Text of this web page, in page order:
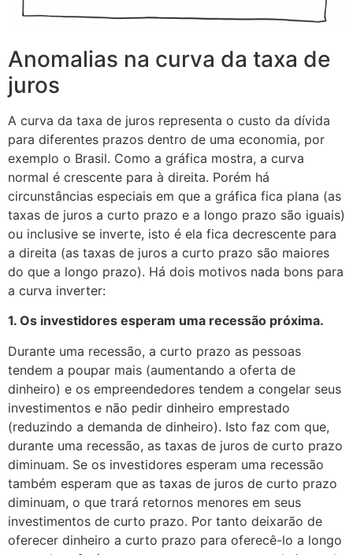
Anomalias na curva da taxa de
juros
A curva da taxa de juros representa o custo da dívida
para diferentes prazos dentro de uma economia, por
exemplo o Brasil. Como a gráfica mostra, a curva
normal é crescente para à direita. Porém há
circunstâncias especiais em que a gráfica fica plana (as
taxas de juros a curto prazo e a longo prazo são iguais)
ou inclusive se inverte, isto é ela fica decrescente para
a direita (as taxas de juros a curto prazo são maiores
do que a longo prazo). Há dois motivos nada bons para
a curva inverter:
1. Os investidores esperam uma recessão próxima.
Durante uma recessão, a curto prazo as pessoas
tendem a poupar mais (aumentando a oferta de
dinheiro) e os empreendedores tendem a congelar seus
investimentos e não pedir dinheiro emprestado
(reduzindo a demanda de dinheiro). Isto faz com que,
durante uma recessão, as taxas de juros de curto prazo
diminuam. Se os investidores esperam uma recessão
também esperam que as taxas de juros de curto prazo
diminuam, o que trará retornos menores em seus
investimentos de curto prazo. Por tanto deixarão de
oferecer dinheiro a curto prazo para oferecê-lo a longo